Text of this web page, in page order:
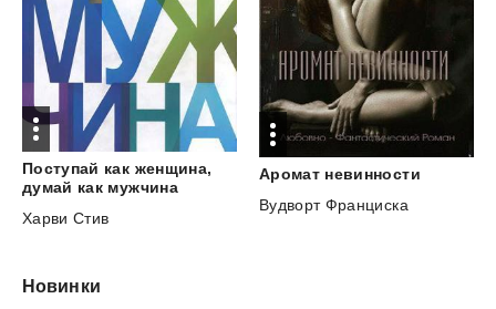
Поступай как женщина,
думай как мужчина
Харви Стив
Аромат невинности
Вудворт Франциска
Новинки